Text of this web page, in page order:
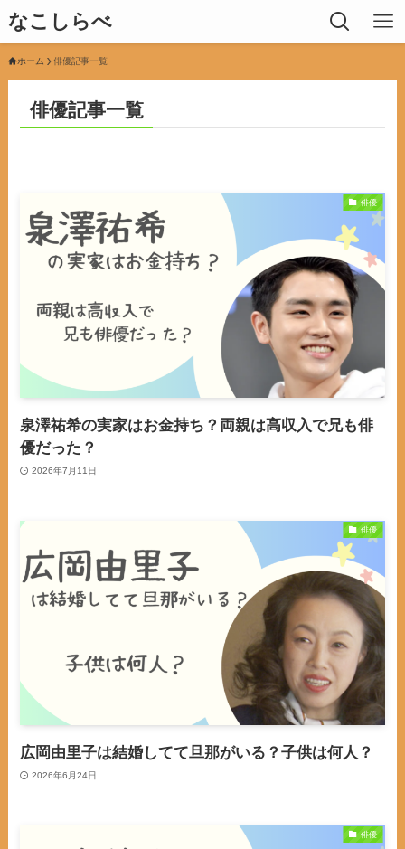
なこしらべ
ホーム 俳優記事一覧
俳優記事一覧
俳優
泉澤祐希の実家はお金持ち？両親は高収入で兄も俳
優だった？
2026年7月11日
俳優
広岡由里子は結婚してて旦那がいる？子供は何人？
2026年6月24日
俳優